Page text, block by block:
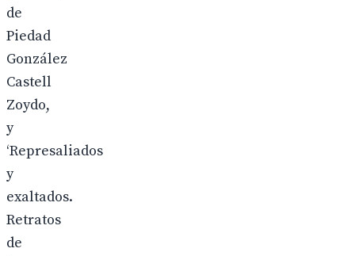
de
Piedad
González
Castell
Zoydo,
y
‘Represaliados
y
exaltados.
Retratos
de